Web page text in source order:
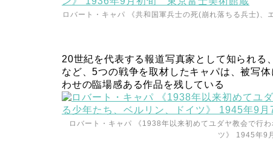
ロバート・キャパ 《共和国軍兵士の死(崩れ落ちる兵士)
20世紀を代表する報道写真家として知られ
など、5つの戦争を取材したキャパは、被写
わせの臨場感ある作品を残している
ロバート・キャパ 《1938年以来初めてユダヤ教会で行
ツ》 1945年9